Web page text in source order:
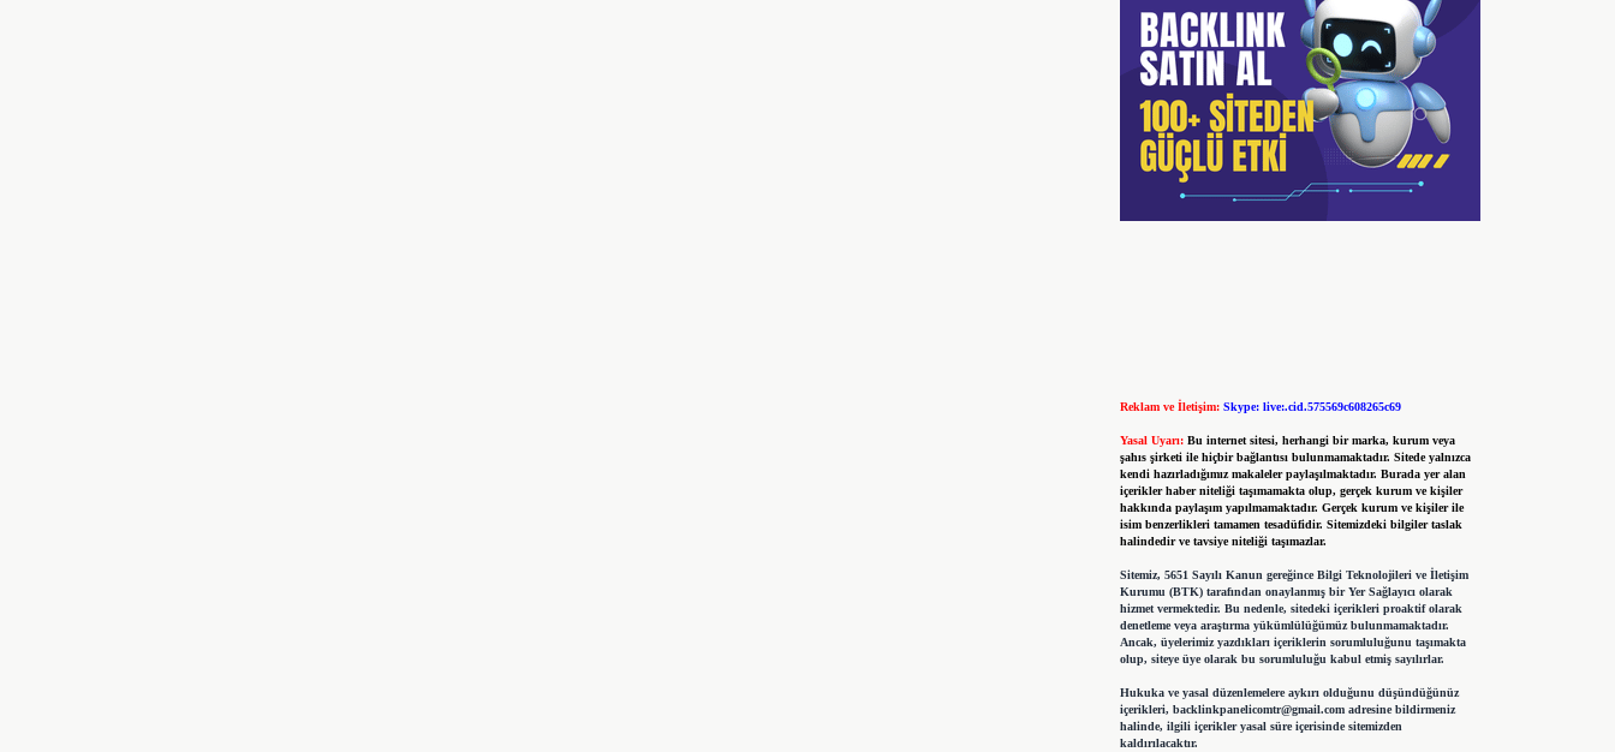
Reklam ve İletişim: Skype: live:.cid.575569c608265c69
Yasal Uyarı: Bu internet sitesi, herhangi bir marka, kurum veya
şahıs şirketi ile hiçbir bağlantısı bulunmamaktadır. Sitede yalnızca
kendi hazırladığımız makaleler paylaşılmaktadır. Burada yer alan
içerikler haber niteliği taşımamakta olup, gerçek kurum ve kişiler
hakkında paylaşım yapılmamaktadır. Gerçek kurum ve kişiler ile
isim benzerlikleri tamamen tesadüfidir. Sitemizdeki bilgiler taslak
halindedir ve tavsiye niteliği taşımazlar.
Sitemiz, 5651 Sayılı Kanun gereğince Bilgi Teknolojileri ve İletişim
Kurumu (BTK) tarafından onaylanmış bir Yer Sağlayıcı olarak
hizmet vermektedir. Bu nedenle, sitedeki içerikleri proaktif olarak
denetleme veya araştırma yükümlülüğümüz bulunmamaktadır.
Ancak, üyelerimiz yazdıkları içeriklerin sorumluluğunu taşımakta
olup, siteye üye olarak bu sorumluluğu kabul etmiş sayılırlar.
Hukuka ve yasal düzenlemelere aykırı olduğunu düşündüğünüz
içerikleri, backlinkpanelicomtr@gmail.comadresine bildirmeniz
halinde, ilgili içerikler yasal süre içerisinde sitemizden
kaldırılacaktır.